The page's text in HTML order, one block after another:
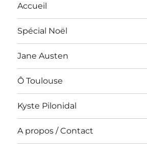
Accueil
Spécial Noël
Jane Austen
Ô Toulouse
Kyste Pilonidal
A propos / Contact